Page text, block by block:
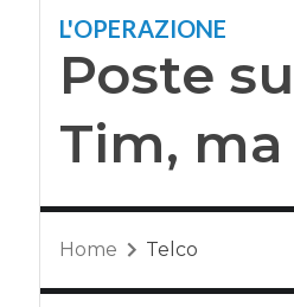
L'OPERAZIONE
Poste
Tim, ma
Home Telco